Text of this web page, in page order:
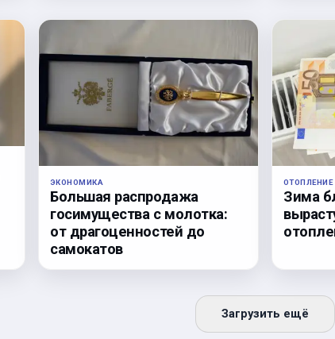
ЭКОНОМИКА
Большая распродажа
госимущества с молотка:
от драгоценностей до
самокатов
ОТОПЛЕНИЕ
Зима
Загрузить ещё